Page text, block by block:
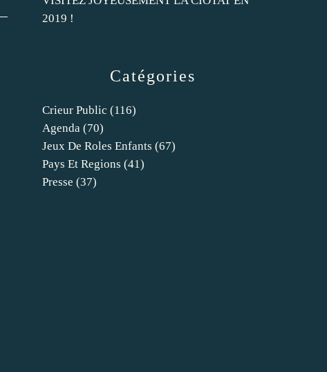
Catégories
Crieur Public (116)
Agenda (70)
Jeux De Roles Enfants (67)
Pays Et Regions (41)
Presse (37)
2019 !